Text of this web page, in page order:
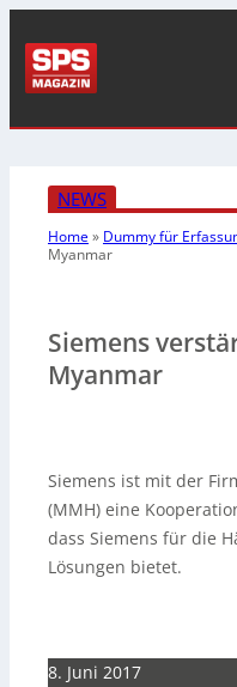
NEWS
Home» Dummy für
Myanmar
Siemens
Myanmar
Siemens ist mit der
(MMH) eine
dass Siemens für die
Lösungen bietet.
8. Juni 2017